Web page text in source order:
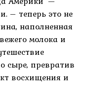
– теперь это не
наполненная
молока и
сыре, превратив
восхищения и